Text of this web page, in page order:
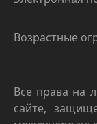
Возрастные
Все права на
сайте,